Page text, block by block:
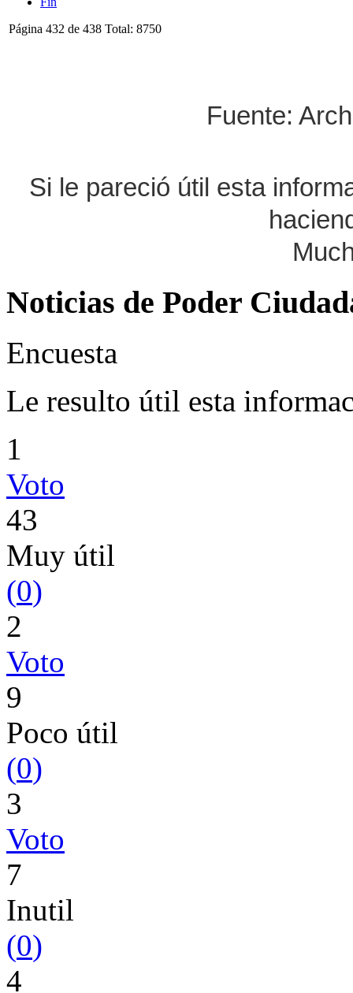
Página 432 de 438 Total: 8750
Fuente:
Si le pareció útil esta
Noticias de Poder
Encuesta
Le resulto útil esta
1
Voto
43
Muy útil
(0)
2
Voto
9
Poco útil
(0)
3
Voto
7
Inutil
(0)
4